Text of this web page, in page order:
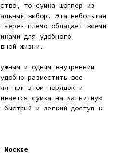
то сумка шоппер из
выбор. Эта небольшая
плечо обладает всеми
для удобного
жизни.
и одним внутренним
разместить все
при этом порядок и
сумка на магнитную
быстрый и легкий доступ к
Москве